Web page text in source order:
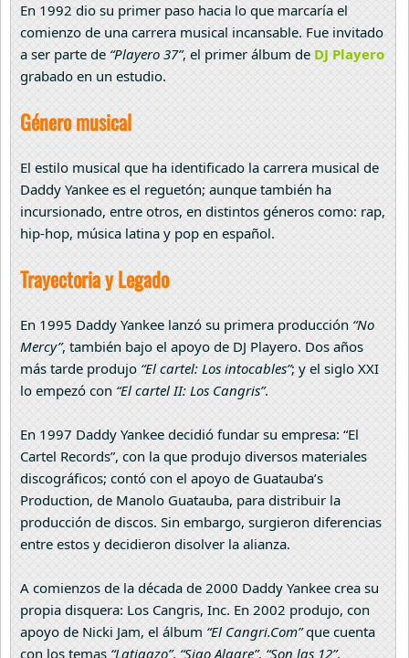
En 1992 dio su primer paso hacia lo que marcaría el
comienzo de una carrera musical incansable. Fue invitado
a ser parte de “Playero 37”, el primer álbum de DJ Playero
grabado en un estudio.
Género musical
El estilo musical que ha identificado la carrera musical de
Daddy Yankee es el reguetón; aunque también ha
incursionado, entre otros, en distintos géneros como: rap,
hip-hop, música latina y pop en español.
Trayectoria y Legado
En 1995 Daddy Yankee lanzó su primera producción “No
Mercy”, también bajo el apoyo de DJ Playero. Dos años
más tarde produjo “El cartel: Los intocables”; y el siglo XXI
lo empezó con “El cartel II: Los Cangris”.
En 1997 Daddy Yankee decidió fundar su empresa: “El
Cartel Records”, con la que produjo diversos materiales
discográficos; contó con el apoyo de Guatauba’s
Production, de Manolo Guatauba, para distribuir la
producción de discos. Sin embargo, surgieron diferencias
entre estos y decidieron disolver la alianza.
A comienzos de la década de 2000 Daddy Yankee crea su
propia disquera: Los Cangris, Inc. En 2002 produjo, con
apoyo de Nicki Jam, el álbum “El Cangri.Com”que cuenta
con los temas “Latigazo”, “Sigo Algare”, “Son las 12”,